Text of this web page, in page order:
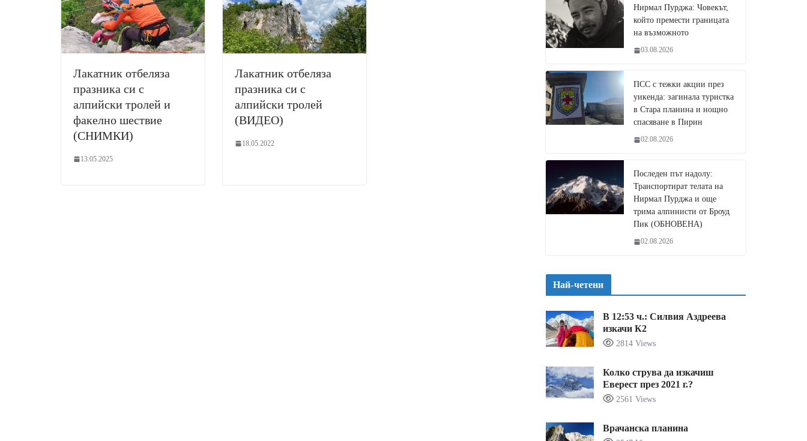
Лакатник отбеляза
празника си с
алпийски тролей и
факелно шествие
(СНИМКИ)
13.05.2025
Лакатник отбеляза
празника си с
алпийски тролей
(ВИДЕО)
18.05.2022
Нирмал Пурджа: Човекът,
който премести границата
на възможното
03.08.2026
ПСС с тежки акции през
уикенда: загинала туристка
в Стара планина и нощно
спасяване в Пирин
02.08.2026
Последен път надолу:
Транспортират телата на
Нирмал Пурджа и още
трима алпинисти от Броуд
Пик (ОБНОВЕНА)
02.08.2026
Най-четени
В 12:53 ч.: Силвия Аздреева
изкачи К2
2814 Views
Колко струва да изкачиш
Еверест през 2021 г.?
2561 Views
Врачанска планина